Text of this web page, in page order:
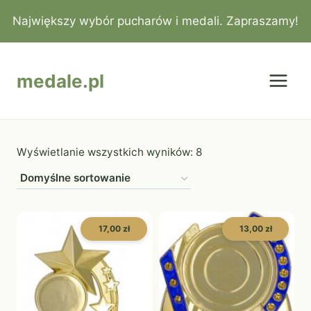
do
treści
Największy wybór pucharów i medali. Zapraszamy!
medale.pl
Wyświetlanie wszystkich wyników: 8
17,00 zł 13,00 zł